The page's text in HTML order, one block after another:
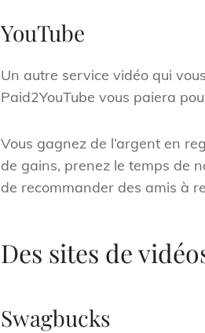
YouTube
Un autre service vidéo qui
Paid2YouTube vous paiera
Vous gagnez de l’argent en
de gains, prenez le temps de
de recommander des amis à
Des sites de
Swagbucks